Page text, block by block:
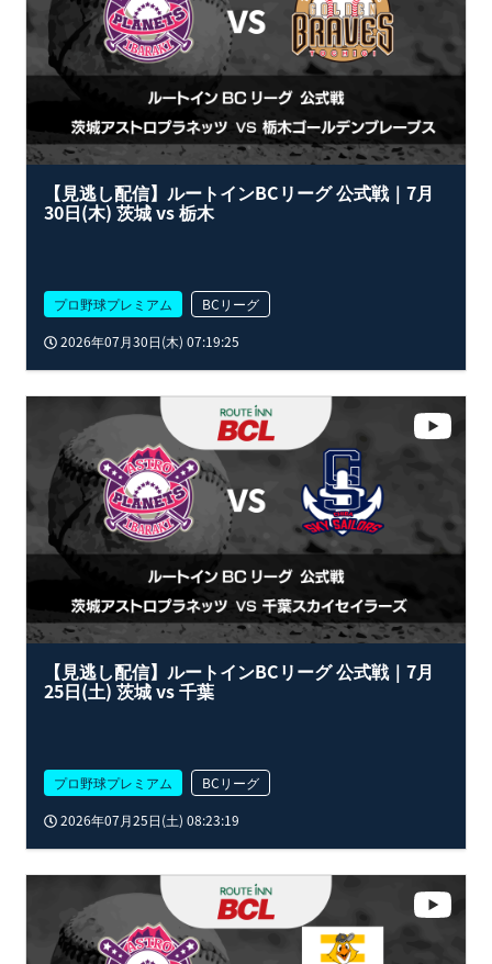
【見逃し配信】ルートインBCリーグ 公式戦｜7月
30日(木) 茨城 vs 栃木
プロ野球プレミアム
BCリーグ
2026年07月30日(木) 07:19:25
【見逃し配信】ルートインBCリーグ 公式戦｜7月
25日(土) 茨城 vs 千葉
プロ野球プレミアム
BCリーグ
2026年07月25日(土) 08:23:19